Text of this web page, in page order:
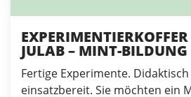
JULAB – MINT-BILDUNG
Fertige Experimente.
einsatzbereit. Sie möchten ein